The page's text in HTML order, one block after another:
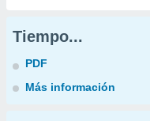
Tiempo...
PDF
Más información